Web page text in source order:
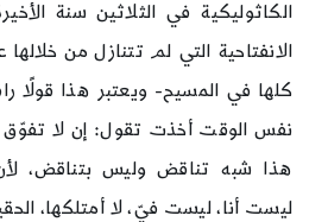
الكاثوليكية في الثلاثين سنة
الانفتاحية التي لم تتنازل من
كلها في المسيح- ويعتبر هذا قولًا
نفس الوقت أخذت تقول: إن لا
هذا شبه تناقض وليس بتناقض،
ليست أنا، ليست فيّ، لا أمتلكها،